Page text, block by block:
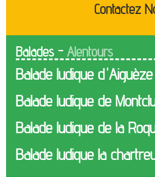
Contactez
Adresse email
Message
Balades - Alentours
Balade ludique d'Aiguèze
Balade ludique de
Balade ludique de la
Balade ludique la